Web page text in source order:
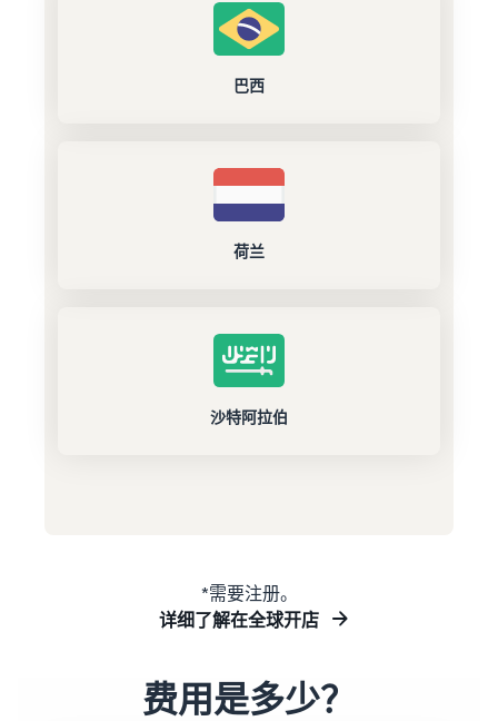
巴西
荷兰
沙特阿拉伯
*需要注册。
详细了解在全球开店
费用是多少？